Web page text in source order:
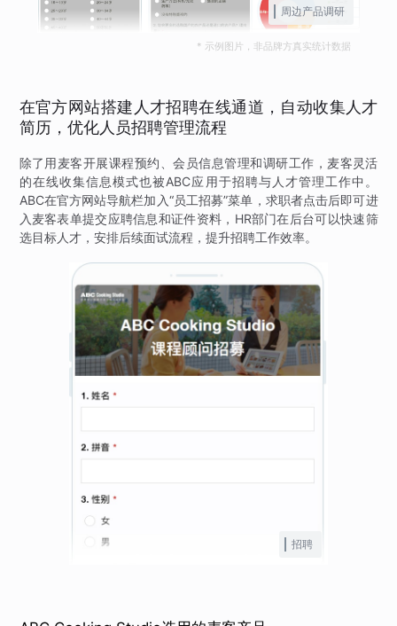
周边产品调研
* 示例图片，非品牌方真实统计数据
在官方网站搭建人才招聘在线通道，自动收集人才
简历，优化人员招聘管理流程
除了用麦客开展课程预约、会员信息管理和调研工作，麦客灵活
的在线收集信息模式也被ABC应用于招聘与人才管理工作中。
ABC在官方网站导航栏加入“员工招募”菜单，求职者点击后即可进
入麦客表单提交应聘信息和证件资料，HR部门在后台可以快速筛
选目标人才，安排后续面试流程，提升招聘工作效率。
招聘